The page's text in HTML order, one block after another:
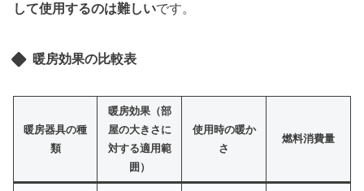
して使用するのは難しいです。
暖房効果の比較表
暖房器具の種
類
暖房効果（部
屋の大きさに
対する適用範
囲）
使用時の暖か
さ
燃料消費量